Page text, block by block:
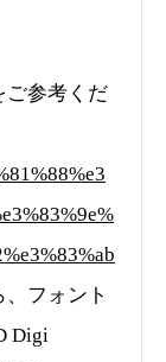
ご参考くだ
フォント
Digi